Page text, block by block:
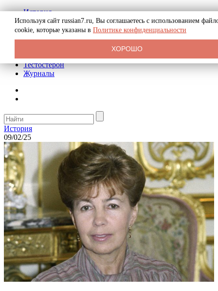
История
Биография
Криминал
Реклама на сайте
Тестостерон
Журналы
История
09/02/25
Используя сайт russian7.ru, Вы соглашаетесь с использованием
cookie, которые указаны в Политике конфиденциальности
ХОРОШО